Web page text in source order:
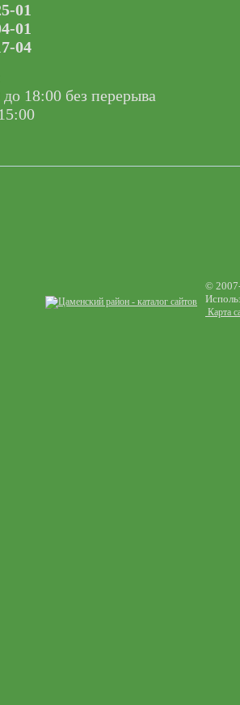
01
01
04
18:00 без перерыва
©
Карта